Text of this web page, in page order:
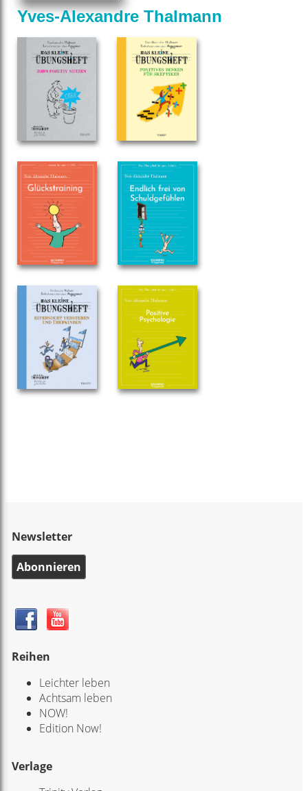
Yves-Alexandre Thalmann
Newsletter
Abonnieren
Reihen
Leichter leben
Achtsam leben
NOW!
Edition Now!
Verlage